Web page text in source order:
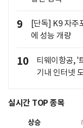
9
[단독] K9 자주
에 성능 개량
10
티웨이항공, '
기내 인터넷
실시간 TOP 종목
상승